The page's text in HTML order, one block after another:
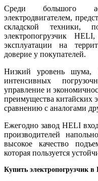
Среди большого
электродвигателем,
складской техники,
электропогрузчик
эксплуатации на
доверие у покупателей.
Низкий уровень шума,
интенсивных
управление и
преимущества китайских
сравнению с аналогами
Ежегодно завод HELI
производителей
высокое качество
которая пользуется
Купить электропогрузчик в